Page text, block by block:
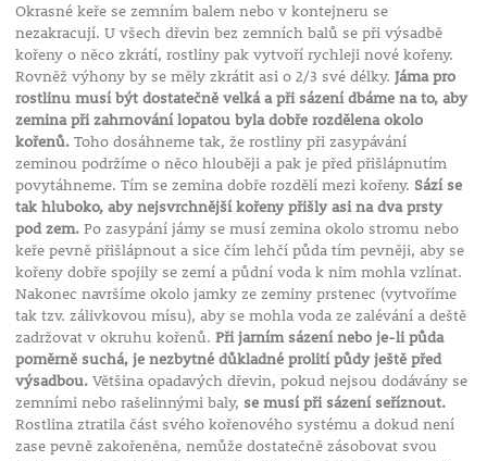
Okrasné keře se zemním balem nebo v kontejneru se
nezakracují. U všech dřevin bez zemních balů se při výsadbě
kořeny o něco zkrátí, rostliny pak vytvoří rychleji nové kořeny.
Rovněž výhony by se měly zkrátit asi o 2/3 své délky. Jáma pro
rostlinu musí být dostatečně velká a při sázení dbáme na to, aby
zemina při zahrnování lopatou byla dobře rozdělena okolo
kořenů.Toho dosáhneme tak, že rostliny při zasypávání
zeminou podržíme o něco hlouběji a pak je před přišlápnutím
povytáhneme. Tím se zemina dobře rozdělí mezi kořeny. Sází se
tak hluboko, aby nejsvrchnější kořeny přišly asi na dva prsty
pod zem.Po zasypání jámy se musí zemina okolo stromu nebo
keře pevně přišlápnout a sice čím lehčí půda tím pevněji, aby se
kořeny dobře spojily se zemí a půdní voda k nim mohla vzlínat.
Nakonec navršíme okolo jamky ze zeminy prstenec (vytvoříme
tak tzv. zálivkovou mísu), aby se mohla voda ze zalévání a deště
zadržovat v okruhu kořenů. Při jarním sázení nebo je-li půda
poměrně suchá, je nezbytné důkladné prolití půdy ještě před
výsadbou.Většina opadavých dřevin, pokud nejsou dodávány se
zemními nebo rašelinnými baly, se musí při sázení seříznout.
Rostlina ztratila část svého kořenového systému a dokud není
zase pevně zakořeněna, nemůže dostatečně zásobovat svou